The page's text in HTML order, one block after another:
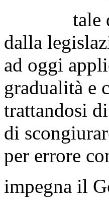
tale
dalla
ad oggi
gradualità e
trattandosi
di
per errore
impegna il